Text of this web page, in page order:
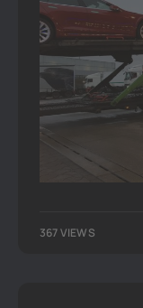
367 VIEWS